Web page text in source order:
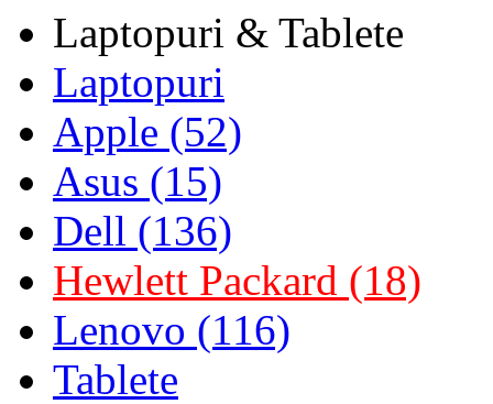
Laptopuri & Tablete
Laptopuri
Apple (52)
Asus (15)
Dell (136)
Hewlett Packard (18)
Lenovo (116)
Tablete